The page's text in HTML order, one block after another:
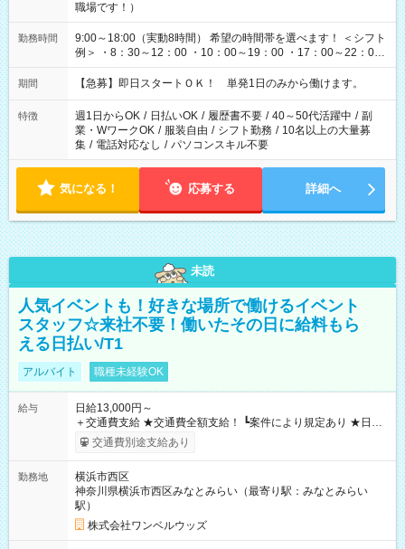
職場です！）
勤務時間
9:00～18:00（実動8時間） 希望の時間帯を選べます！ ＜シフト
例＞ ・8：30～12：00 ・10：00～19：00 ・17：00～22：00
・13：00～22：00 ・22：00～翌6：00 など
期間 【急募】即日スタートＯＫ！ 単発1日のみから働けます。
特徴 週1日からOK / 日払いOK / 履歴書不要 / 40～50代活躍中 / 副
業・WワークOK / 服装自由 / シフト勤務 / 10名以上の大量募
集 / 電話対応なし / パソコンスキル不要
気になる！ 応募する 詳細へ
未読
人気イベントも！好きな場所で働けるイベント
スタッフ☆来社不要！働いたその日に給料もら
える日払い/T1
アルバイト 職種未経験OK
給与
日給13,000円～
＋交通費支給 ★交通費全額支給！ ┗案件により規定あり ★日払
いOK！（規定あり） ┗働いたその日に現金GET♪ お仕事後はコ
ンビニATMから 日払い分を引き落とせます！ 【試用期間】試
交通費別途支給あり
勤務地
横浜市西区
神奈川県横浜市西区みなとみらい（最寄り駅：みなとみらい
駅）
株式会社ワンベルウッズ